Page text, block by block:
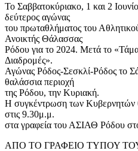
Το Σαββατοκύριακο, 1 και 2
δεύτερος αγώνας
του πρωταθλήματος του
Ανοικτής Θάλασσας
Ρόδου για το 2024. Μετά το
Διαδρομές».
Αγώνας Ρόδος-Σεσκλί-Ρόδος το
θαλάσσια περιοχή
της Ρόδου, την Κυριακή.
Η συγκέντρωση των Κυβερνητών
στις 9.30μ.μ.
στα γραφεία του ΑΣΙΑΘ Ρόδου
ΑΠΟ ΤΟ ΓΡΑΦΕΙΟ ΤΥΠΟΥ